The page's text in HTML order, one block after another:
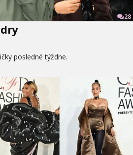
28
posledné týždne.